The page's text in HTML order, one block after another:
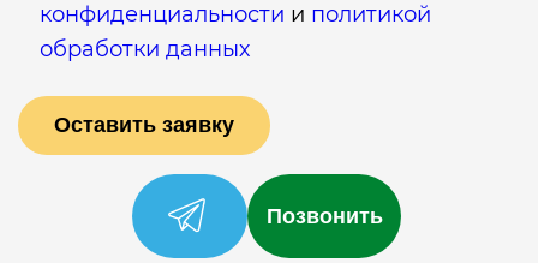
конфиденциальности и политикой
обработки данных
Позвонить